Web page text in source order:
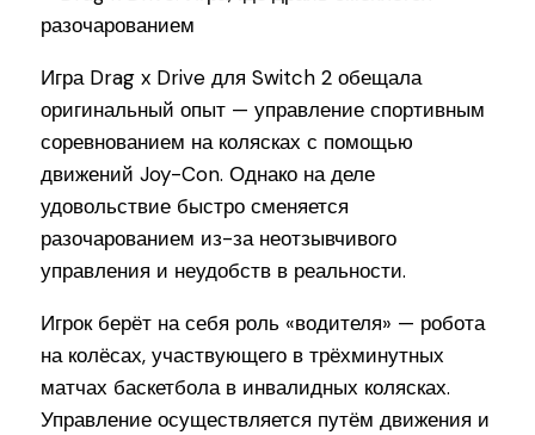
Игра Drag x Drive для Switch 2 обещала
оригинальный опыт — управление спортивным
соревнованием на колясках с помощью
движений Joy-Con. Однако на деле
удовольствие быстро сменяется
разочарованием из-за неотзывчивого
управления и неудобств в реальности.
Игрок берёт на себя роль «водителя» — робота
на колёсах, участвующего в трёхминутных
матчах баскетбола в инвалидных колясках.
Управление осуществляется путём движения и